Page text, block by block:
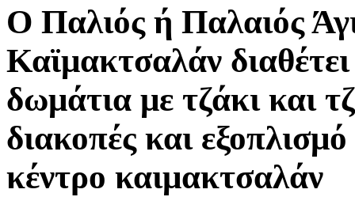
Ο Παλιός ή Παλαιός
Καϊμακτσαλάν
δωμάτια με τζάκι και
διακοπές και
κέντρο καιμακτσαλάν